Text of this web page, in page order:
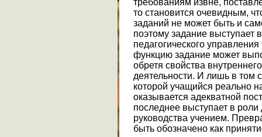
то становится очевидным,
заданий не может быть и
поэтому задание выступает
педагогического
функцию задание может
обретя свойства
деятельности. И лишь в том
которой учащийся реально
оказывается адекватной
последнее выступает в роли
руководства учением.
быть обозначено как